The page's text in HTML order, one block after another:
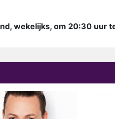
wekelijks, om 20:30 uur